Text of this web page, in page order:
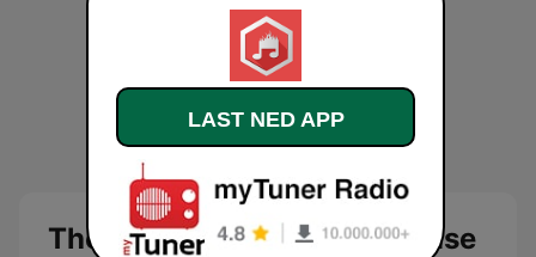
TheGoosh Radio - Deep House
LAST NED APP